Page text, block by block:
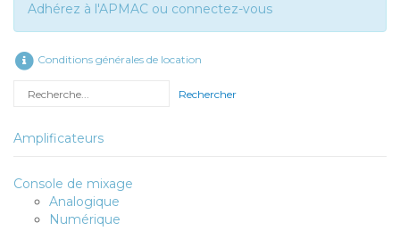
Adhérez à l'APMAC ou connectez-vous
Conditions générales de location
Rechercher
Amplificateurs
Console de mixage
Analogique
Numérique